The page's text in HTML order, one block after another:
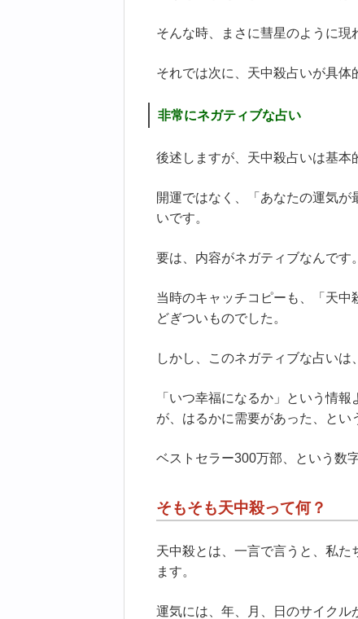
そんな時、まさに彗星のように現
それでは次に、天中殺占いが具体
非常にネガティブな占い
後述しますが、天中殺占いは基本
開運ではなく、「あなたの運気
いです。
要は、内容がネガティブなんです。
当時のキャッチコピーも、「天
どぎついものでした。
しかし、このネガティブな占いは
「いつ幸福になるか」という情
が、はるかに需要があった、とい
ベストセラー300万部、という数
そもそも天中殺って何？
天中殺とは、一言で言うと、私
ます。
運気には、年、月、日のサイク